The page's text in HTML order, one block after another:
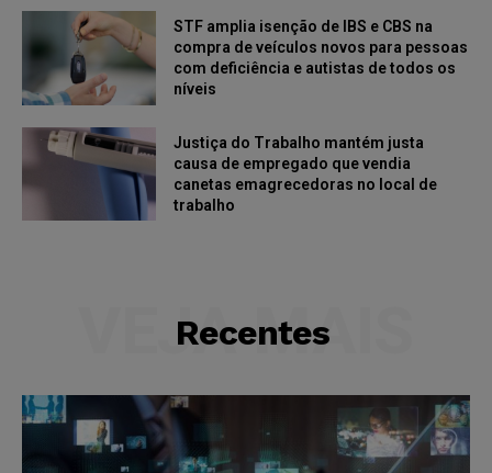
STF amplia isenção de IBS e CBS na
compra de veículos novos para pessoas
com deficiência e autistas de todos os
níveis
Justiça do Trabalho mantém justa
causa de empregado que vendia
canetas emagrecedoras no local de
trabalho
Recentes
VEJA MAIS